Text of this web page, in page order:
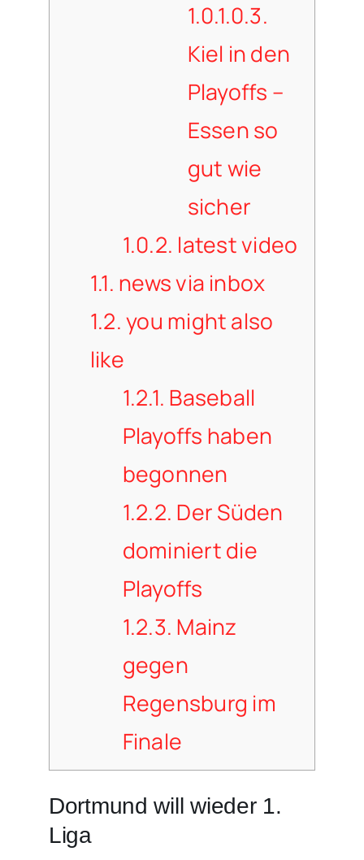
1.0.1.0.3.
Kiel in den
Playoffs –
Essen so
gut wie
sicher
1.0.2. latest video
1.1. news via inbox
1.2.you might also
like
1.2.1. Baseball
Playoffs haben
begonnen
1.2.2. Der Süden
dominiert die
Playoffs
1.2.3. Mainz
gegen
Regensburg im
Finale
Dortmund will wieder 1.
Liga